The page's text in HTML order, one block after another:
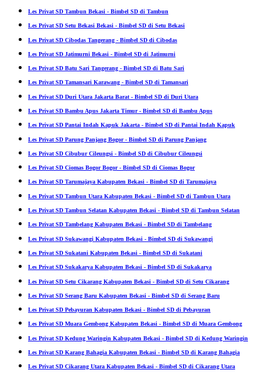
Les Privat SD Tambun Bekasi - Bimbel SD di Tambun
Les Privat SD Setu Bekasi Bekasi - Bimbel SD di Setu Bekasi
Les Privat SD Cibodas Tangerang - Bimbel SD di Cibodas
Les Privat SD Jatimurni Bekasi - Bimbel SD di Jatimurni
Les Privat SD Batu Sari Tangerang - Bimbel SD di Batu Sari
Les Privat SD Tamansari Karawang - Bimbel SD di Tamansari
Les Privat SD Duri Utara Jakarta Barat - Bimbel SD di Duri Utara
Les Privat SD Bambu Apus Jakarta Timur - Bimbel SD di Bambu Apus
Les Privat SD Pantai Indah Kapuk Jakarta - Bimbel SD di Pantai Indah Kapuk
Les Privat SD Parung Panjang Bogor - Bimbel SD di Parung Panjang
Les Privat SD Cibubur Cileungsi - Bimbel SD di Cibubur Cileungsi
Les Privat SD Ciomas Bogor Bogor - Bimbel SD di Ciomas Bogor
Les Privat SD Tarumajaya Kabupaten Bekasi - Bimbel SD di Tarumajaya
Les Privat SD Tambun Utara Kabupaten Bekasi - Bimbel SD di Tambun Utara
Les Privat SD Tambun Selatan Kabupaten Bekasi - Bimbel SD di Tambun Selatan
Les Privat SD Tambelang Kabupaten Bekasi - Bimbel SD di Tambelang
Les Privat SD Sukawangi Kabupaten Bekasi - Bimbel SD di Sukawangi
Les Privat SD Sukatani Kabupaten Bekasi - Bimbel SD di Sukatani
Les Privat SD Sukakarya Kabupaten Bekasi - Bimbel SD di Sukakarya
Les Privat SD Setu Cikarang Kabupaten Bekasi - Bimbel SD di Setu Cikarang
Les Privat SD Serang Baru Kabupaten Bekasi - Bimbel SD di Serang Baru
Les Privat SD Pebayuran Kabupaten Bekasi - Bimbel SD di Pebayuran
Les Privat SD Muara Gembong Kabupaten Bekasi - Bimbel SD di Muara Gembong
Les Privat SD Kedung Waringin Kabupaten Bekasi - Bimbel SD di Kedung Waringin
Les Privat SD Karang Bahagia Kabupaten Bekasi - Bimbel SD di Karang Bahagia
Les Privat SD Cikarang Utara Kabupaten Bekasi - Bimbel SD di Cikarang Utara